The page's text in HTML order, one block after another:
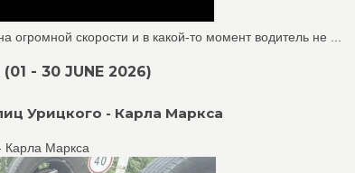
скорости и в какой-то момент водитель не ...
- 30 JUNE 2026)
Урицкого - Карла Маркса
Карла Маркса